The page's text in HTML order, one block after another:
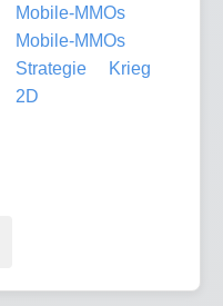
Mobile-MMOs
Mobile-MMOs
Strategie
Krieg
2D